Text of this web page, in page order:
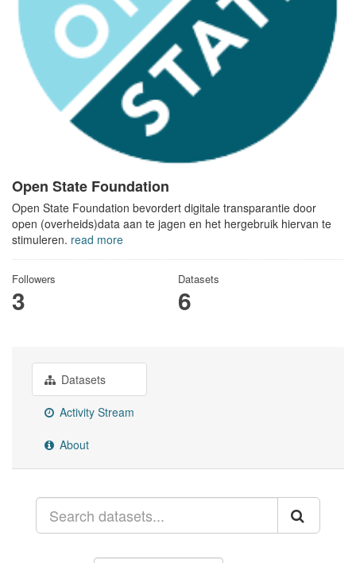
Open State Foundation
Open State Foundation bevordert digitale transparantie door
open (overheids)data aan te jagen en het hergebruik hiervan te
stimuleren. read more
Followers
3
Datasets
6
Datasets
Activity Stream
About